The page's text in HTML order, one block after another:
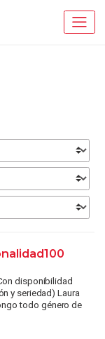
disponibilidad
y seriedad) Laura
todo género de